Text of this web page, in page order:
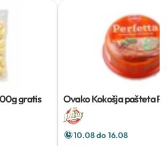
gratis Ovako Kokošja pašteta
10.08 do 16.08